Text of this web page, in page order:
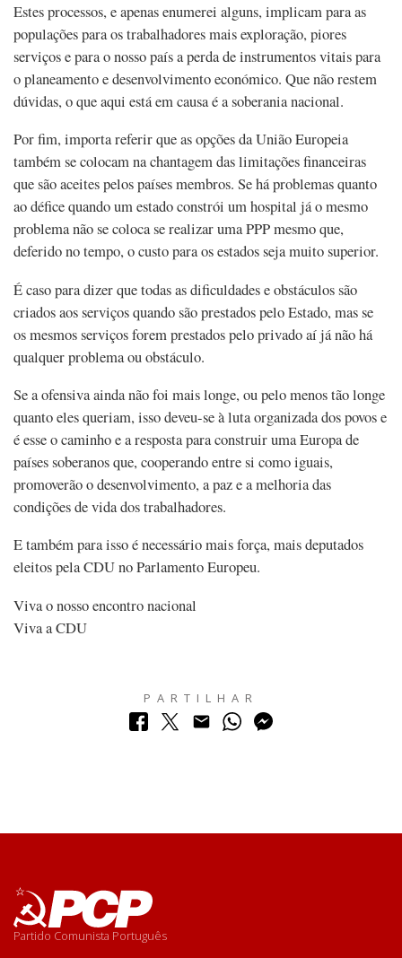
Estes processos, e apenas enumerei alguns, implicam para as
populações para os trabalhadores mais exploração, piores
serviços e para o nosso país a perda de instrumentos vitais para
o planeamento e desenvolvimento económico. Que não restem
dúvidas, o que aqui está em causa é a soberania nacional.
Por fim, importa referir que as opções da União Europeia
também se colocam na chantagem das limitações financeiras
que são aceites pelos países membros. Se há problemas quanto
ao défice quando um estado constrói um hospital já o mesmo
problema não se coloca se realizar uma PPP mesmo que,
deferido no tempo, o custo para os estados seja muito superior.
É caso para dizer que todas as dificuldades e obstáculos são
criados aos serviços quando são prestados pelo Estado, mas se
os mesmos serviços forem prestados pelo privado aí já não há
qualquer problema ou obstáculo.
Se a ofensiva ainda não foi mais longe, ou pelo menos tão longe
quanto eles queriam, isso deveu-se à luta organizada dos povos e
é esse o caminho e a resposta para construir uma Europa de
países soberanos que, cooperando entre si como iguais,
promoverão o desenvolvimento, a paz e a melhoria das
condições de vida dos trabalhadores.
E também para isso é necessário mais força, mais deputados
eleitos pela CDU no Parlamento Europeu.
Viva o nosso encontro nacional
Viva a CDU
PARTILHAR
Partido Comunista Português